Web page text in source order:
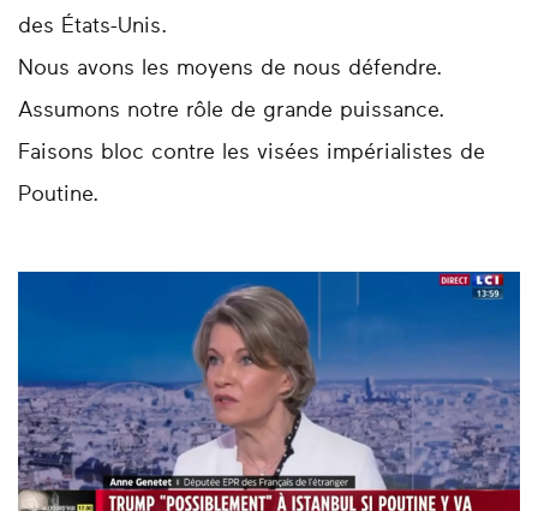
des États-Unis.
Nous avons les moyens de nous défendre.
Assumons notre rôle de grande puissance.
Faisons bloc contre les visées impérialistes de
Poutine.